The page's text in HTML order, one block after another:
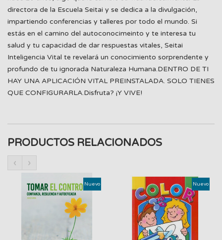
directora de la Escuela Seitai y se dedica a la divulgación,
impartiendo conferencias y talleres por todo el mundo. Si
estás en el camino del autoconocimeinto y te interesa tu
salud y tu capacidad de dar respuestas vitales, Seitai
Inteligencia Vital te revelará un conocimiento sorprendente y
profundo de tu ignorada Naturaleza Humana.DENTRO DE TI
HAY UNA APLICACIÓN VITAL PREINSTALADA. SOLO TIENES
QUE CONFIGURARLA.Disfruta? ¡Y VIVE!
PRODUCTOS RELACIONADOS
‹ ›
Nuevo Nuevo